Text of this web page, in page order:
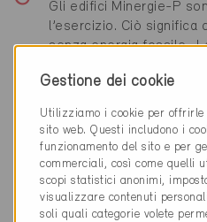
Gli edifici Minergie-P
l’esercizio. Ciò significa
senza energia fossile..
solo in casi particolari,
di carico o la
Massima riduzione delle
durante la costruzione
Negli edifici Minergie-P
ad alta efficienza, le
associate alla
Gestione dei cookie
Utilizziamo i cookie per
sito web. Questi includono i
funzionamento del sito e per
commerciali, così come quelli
scopi statistici anonimi,
visualizzare contenuti
soli quali categorie volete